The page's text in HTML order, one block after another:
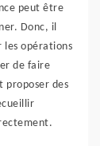
peut être
Donc, il
les opérations
de faire
proposer des